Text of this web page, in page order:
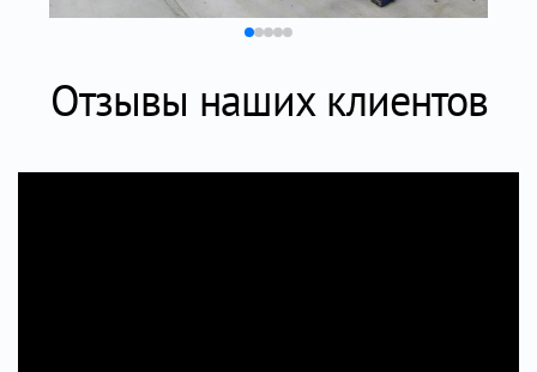
Отзывы наших клиентов